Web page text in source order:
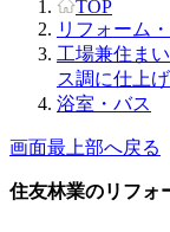
TOP
リフォーム
工場兼住ま
ス調に仕上
浴室・バス
画面最上部へ戻る
住友林業のリフォ